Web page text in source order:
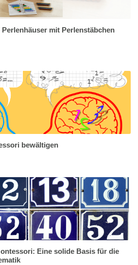
mit Perlenstäbchen
bewältigen
Eine solide Basis für die